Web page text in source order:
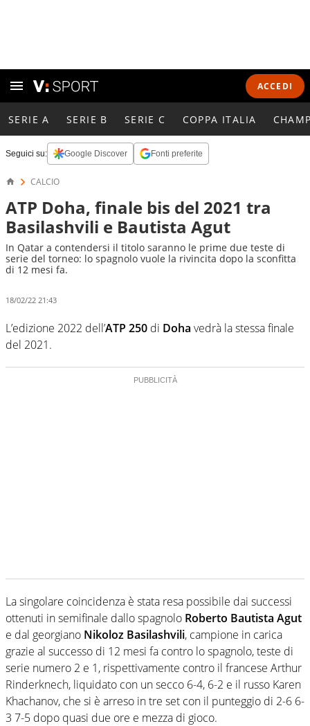
ACCEDI
SERIE A SERIE B SERIE C COPPA ITALIA
Seguici su: Google Discover Fonti preferite
CALCIO
ATP Doha, finale bis del 2021 tra
Basilashvili e Bautista Agut
In Qatar a contendersi il titolo saranno le prime due teste di
serie del torneo: lo spagnolo vuole la rivincita dopo la sconfitta
di 12 mesi fa.
18/02/22 21:43
L’edizione 2022 dell’ATP 250 di Doha vedrà la stessa finale
del 2021.
La singolare coincidenza è stata resa possibile dai successi
ottenuti in semifinale dallo spagnolo Roberto Bautista Agut
e dal georgiano Nikoloz Basilashvili, campione in carica
grazie al successo di 12 mesi fa contro lo spagnolo, teste di
serie numero 2 e 1, rispettivamente contro il francese Arthur
Rinderknech, liquidato con un secco 6-4, 6-2 e il russo Karen
Khachanov, che si è arreso in tre set con il punteggio di 2-6 6-
3 7-5 dopo quasi due ore e mezza di gioco.